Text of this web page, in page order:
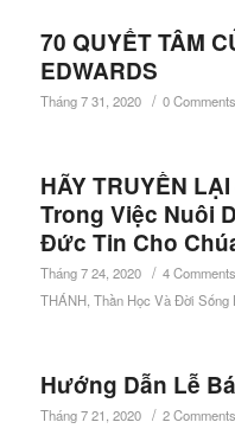
70 QUYẾT TÂM
EDWARDS
Tháng 7 31, 2020 / 0 Comments
HÃY TRUYỀN
Trong Việc Nuôi
Đức Tin Cho
Tháng 7 24, 2020 / 4 Comments
THÁNH, Thần Học Và Đời Sống
Hướng Dẫn Lễ
Tháng 7 21, 2020 / 2 Comments